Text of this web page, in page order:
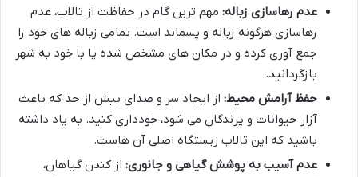
عدم رهاسازی زباله: مهم ترین گام در حفاظت از تالاب، عدم
رهاسازی هرگونه زباله و پسماند است. تمامی زباله های خود را
جمع آوری کرده و در مکان های مشخص شده یا با خود به شهر
بازگردانید.
حفظ آرامش محیط: از ایجاد سر و صدای بیش از حد که باعث
آزار حیوانات و پرندگان می شود، خودداری کنید. به یاد داشته
باشید که این تالاب زیستگاه اصلی آن هاست.
عدم آسیب به پوشش گیاهی و جانوری: از کندن گیاهان،